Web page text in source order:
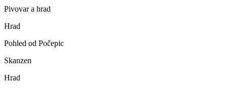
Pivovar a hrad
Hrad
Pohled od Počepic
Skanzen
Hrad